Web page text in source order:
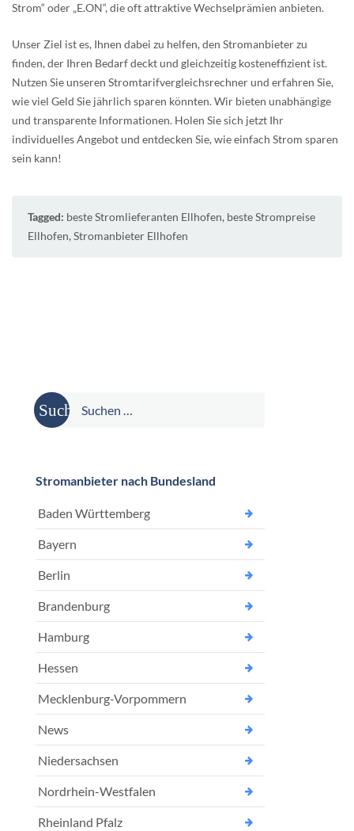
Strom“ oder „E.ON“, die oft attraktive Wechselprämien anbieten.
Unser Ziel ist es, Ihnen dabei zu helfen, den Stromanbieter zu
finden, der Ihren Bedarf deckt und gleichzeitig kosteneffizient ist.
Nutzen Sie unseren Stromtarifvergleichsrechner und erfahren Sie,
wie viel Geld Sie jährlich sparen könnten. Wir bieten unabhängige
und transparente Informationen. Holen Sie sich jetzt Ihr
individuelles Angebot und entdecken Sie, wie einfach Strom sparen
sein kann!
Tagged: beste Stromlieferanten Ellhofen, beste Strompreise
Ellhofen, Stromanbieter Ellhofen
Suche
nach:
Stromanbieter nach Bundesland
Baden Württemberg
Bayern
Berlin
Brandenburg
Hamburg
Hessen
Mecklenburg-Vorpommern
News
Niedersachsen
Nordrhein-Westfalen
Rheinland Pfalz